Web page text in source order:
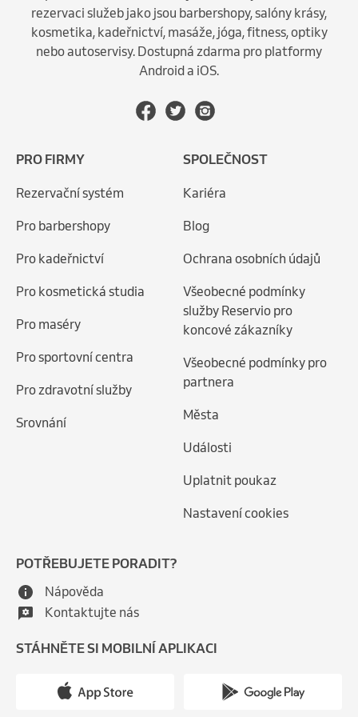
rezervaci služeb jako jsou barbershopy, salóny krásy,
kosmetika, kadeřnictví, masáže, jóga, fitness, optiky
nebo autoservisy. Dostupná zdarma pro platformy
Android a iOS.
PRO FIRMY
Rezervační systém
Pro barbershopy
Pro kadeřnictví
Pro kosmetická studia
Pro maséry
Pro sportovní centra
Pro zdravotní služby
Srovnání
SPOLEČNOST
Kariéra
Blog
Ochrana osobních údajů
Všeobecné podmínky
služby Reservio pro
koncové zákazníky
Všeobecné podmínky pro
partnera
Města
Události
Uplatnit poukaz
Nastavení cookies
POTŘEBUJETE PORADIT?
Nápověda
Kontaktujte nás
STÁHNĚTE SI MOBILNÍ APLIKACI